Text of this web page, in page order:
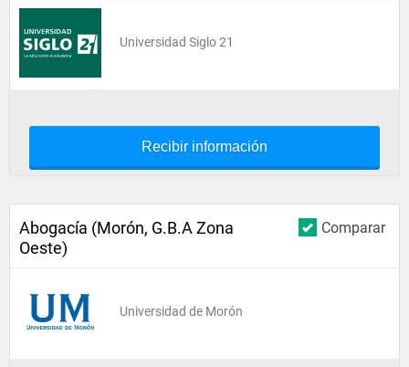
Universidad Siglo 21
Recibir información
Comparar
Abogacía (Morón, G.B.A Zona
Oeste)
Universidad de Morón